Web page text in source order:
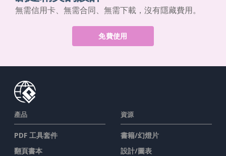
無需信用卡、無需合同、無需下載，沒有隱藏費用。
免費使用
產品
PDF 工具套件
翻頁書本
資源
書籍/幻燈片
設計/圖表